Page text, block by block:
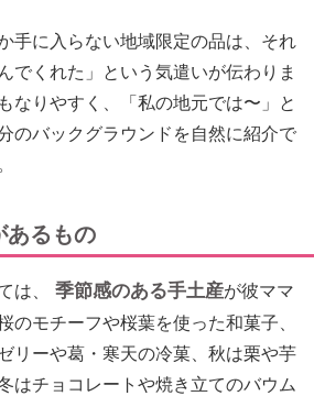
手に入らない地域限定の品は、それ
でくれた」という気遣いが伝わりま
なりやすく、「私の地元では〜」と
のバックグラウンドを自然に紹介で
るもの
は、 季節感のある手土産が彼ママ
のモチーフや桜葉を使った和菓子、
リーや葛・寒天の冷菓、秋は栗や芋
はチョコレートや焼き立てのバウム